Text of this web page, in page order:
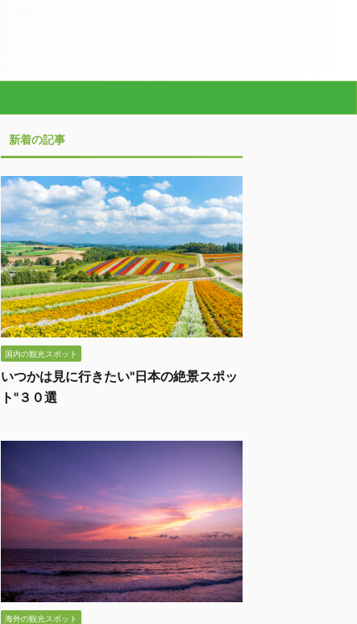
新着の記事
国内の観光スポット
いつかは見に行きたい"日本の絶景スポッ
ト"３０選
海外の観光スポット